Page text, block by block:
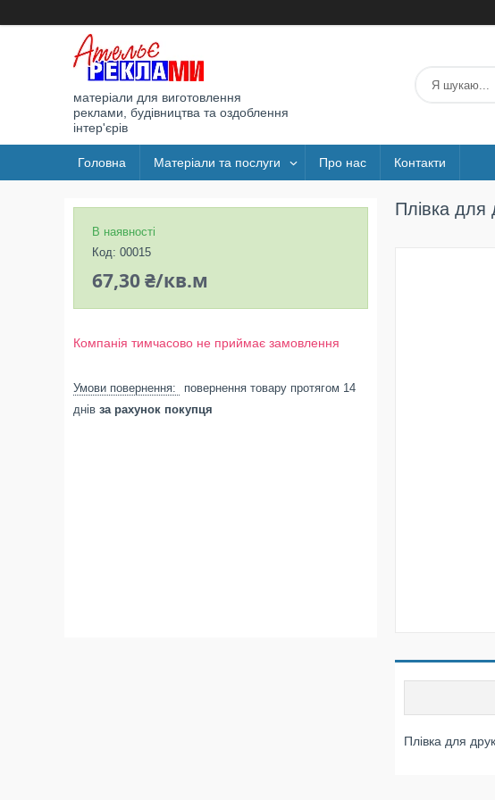
матеріали для виготовлення
реклами, будівництва та оздоблення
інтер'єрів
Головна Матеріали та послуги Про нас Контакти
Плівка для
Плівка для
В наявності
Код: 00015
67,30 ₴/кв.м
Компанія тимчасово не приймає замовлення
повернення товару протягом 14
днів за рахунок покупця